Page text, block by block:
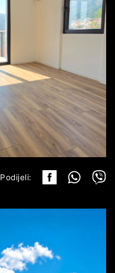
DETALJI
Podijeli: